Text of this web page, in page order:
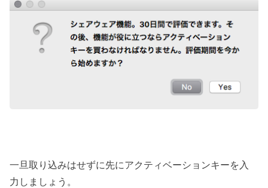
一旦取り込みはせずに先にアクティベーションキーを入
力しましょう。